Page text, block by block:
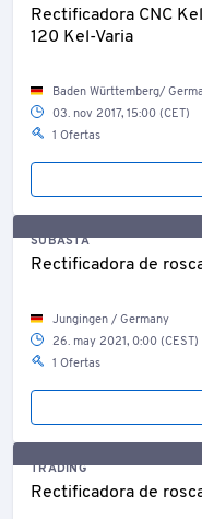
Rectificadora CNC
120 Kel-Varia
Baden Württemberg/
03. nov 2017, 15:00 (CET)
1 Ofertas
SUBASTA
Rectificadora de
Jungingen / Germany
26. may 2021, 0:00 (CEST)
1 Ofertas
TRADING
Rectificadora de